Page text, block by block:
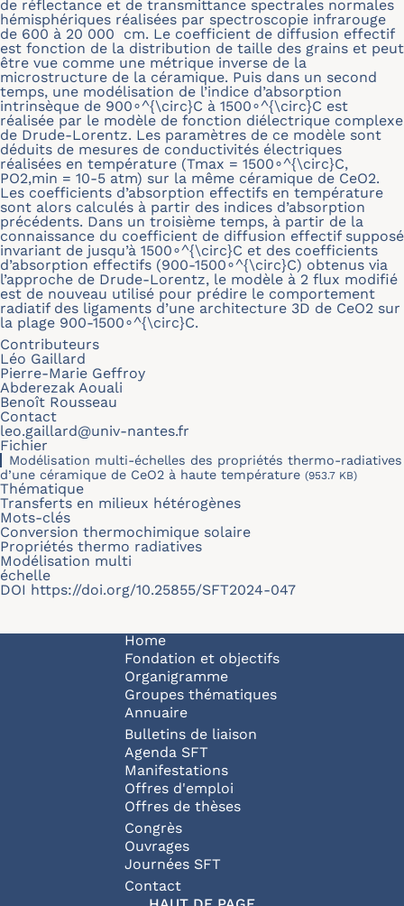
de réflectance et de transmittance spectrales normales
hémisphériques réalisées par spectroscopie infrarouge
de 600 à 20 000 cm. Le coefficient de diffusion effectif
est fonction de la distribution de taille des grains et peut
être vue comme une métrique inverse de la
microstructure de la céramique. Puis dans un second
temps, une modélisation de l’indice d’absorption
intrinsèque de 900∘^{\circ}C à 1500∘^{\circ}C est
réalisée par le modèle de fonction diélectrique complexe
de Drude-Lorentz. Les paramètres de ce modèle sont
déduits de mesures de conductivités électriques
réalisées en température (Tmax = 1500∘^{\circ}C,
PO2,min = 10-5 atm) sur la même céramique de CeO2.
Les coefficients d’absorption effectifs en température
sont alors calculés à partir des indices d’absorption
précédents. Dans un troisième temps, à partir de la
connaissance du coefficient de diffusion effectif supposé
invariant de jusqu’à 1500∘^{\circ}C et des coefficients
d’absorption effectifs (900-1500∘^{\circ}C) obtenus via
l’approche de Drude-Lorentz, le modèle à 2 flux modifié
est de nouveau utilisé pour prédire le comportement
radiatif des ligaments d’une architecture 3D de CeO2 sur
la plage 900-1500∘^{\circ}C.
Contributeurs
Léo Gaillard
Pierre-Marie Geffroy
Abderezak Aouali
Benoît Rousseau
Contact
leo.gaillard@univ-nantes.fr
Fichier
Modélisation multi-échelles des propriétés thermo-radiatives
d’une céramique de CeO2 à haute température (953.7 KB)
Thématique
Transferts en milieux hétérogènes
Mots-clés
Conversion thermochimique solaire
Propriétés thermo radiatives
Modélisation multi
échelle
DOI https://doi.org/10.25855/SFT2024-047
Navigation principale
Home
Fondation et objectifs
Organigramme
Groupes thématiques
Annuaire
Bulletins de liaison
Agenda SFT
Manifestations
Offres d'emploi
Offres de thèses
Congrès
Ouvrages
Journées SFT
Pied de page
Contact